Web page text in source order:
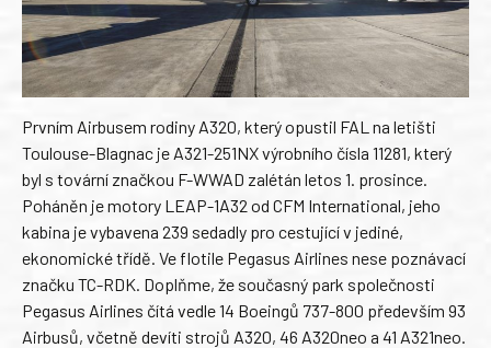
Prvním Airbusem rodiny A320, který opustil FAL na letišti
Toulouse-Blagnac je A321-251NX výrobního čísla 11281, který
byl s tovární značkou F-WWAD zalétán letos 1. prosince.
Poháněn je motory LEAP-1A32 od CFM International, jeho
kabina je vybavena 239 sedadly pro cestující v jediné,
ekonomické třídě. Ve flotile Pegasus Airlines nese poznávací
značku TC-RDK. Doplňme, že současný park společnosti
Pegasus Airlines čítá vedle 14 Boeingů 737-800 především 93
Airbusů, včetně devíti strojů A320, 46 A320neo a 41 A321neo.